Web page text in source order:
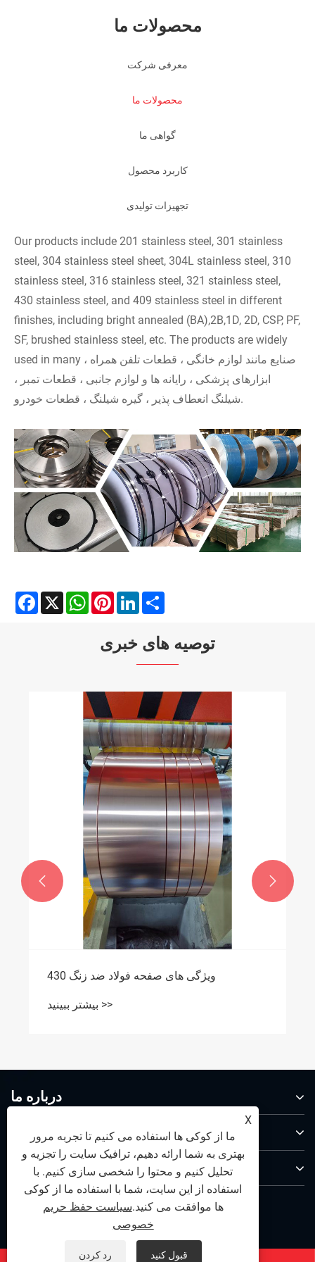
محصولات ما
معرفی شرکت
محصولات ما
گواهی ما
کاربرد محصول
تجهیزات تولیدی
Our products include 201 stainless steel, 301 stainless
steel, 304 stainless steel sheet, 304L stainless steel, 310
stainless steel, 316 stainless steel, 321 stainless steel,
430 stainless steel, and 409 stainless steel in different
finishes, including bright annealed (BA),2B,1D, 2D, CSP, PF,
SF, brushed stainless steel, etc. The products are widely
used in many صنایع مانند لوازم خانگی ، قطعات تلفن همراه ،
ابزارهای پزشکی ، رایانه ها و لوازم جانبی ، قطعات تمبر ،
شیلنگ انعطاف پذیر ، گیره شیلنگ ، قطعات خودرو.
Facebook
X WhatsApp
PinterestLinkedIn
توصیه های خبری
ویژگی های صفحه فولاد ضد زنگ 430
بیشتر ببینید >>
 
درباره ما
محصولات
با ما تماس بگیرید
ما را دنبال کنید
X
ما از کوکی ها استفاده می کنیم تا تجربه مرور
بهتری به شما ارائه دهیم، ترافیک سایت را تجزیه و
تحلیل کنیم و محتوا را شخصی سازی کنیم. با
استفاده از این سایت، شما با استفاده ما از کوکی
ها موافقت می کنید.سیاست حفظ حریم
خصوصی
رد کردن قبول کنید